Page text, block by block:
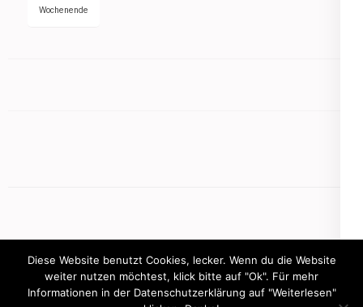
Wochenende
Diese Website benutzt Cookies, lecker. Wenn du die Website
weiter nutzen möchtest, klick bitte auf "Ok". Für mehr
Informationen in der Datenschutzerklärung auf "Weiterlesen"